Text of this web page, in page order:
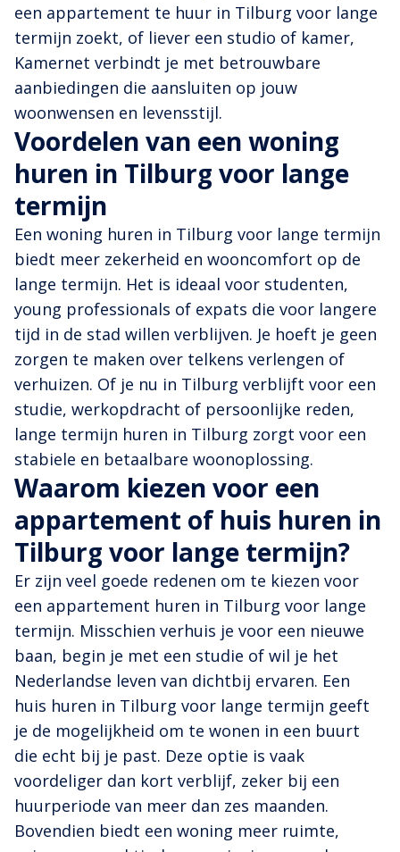
een appartement te huur in Tilburg voor lange
termijn zoekt, of liever een studio of kamer,
Kamernet verbindt je met betrouwbare
aanbiedingen die aansluiten op jouw
woonwensen en levensstijl.
Voordelen van een woning
huren in Tilburg voor lange
termijn
Een woning huren in Tilburg voor lange termijn
biedt meer zekerheid en wooncomfort op de
lange termijn. Het is ideaal voor studenten,
young professionals of expats die voor langere
tijd in de stad willen verblijven. Je hoeft je geen
zorgen te maken over telkens verlengen of
verhuizen. Of je nu in Tilburg verblijft voor een
studie, werkopdracht of persoonlijke reden,
lange termijn huren in Tilburg zorgt voor een
stabiele en betaalbare woonoplossing.
Waarom kiezen voor een
appartement of huis huren in
Tilburg voor lange termijn?
Er zijn veel goede redenen om te kiezen voor
een appartement huren in Tilburg voor lange
termijn. Misschien verhuis je voor een nieuwe
baan, begin je met een studie of wil je het
Nederlandse leven van dichtbij ervaren. Een
huis huren in Tilburg voor lange termijn geeft
je de mogelijkheid om te wonen in een buurt
die echt bij je past. Deze optie is vaak
voordeliger dan kort verblijf, zeker bij een
huurperiode van meer dan zes maanden.
Bovendien biedt een woning meer ruimte,